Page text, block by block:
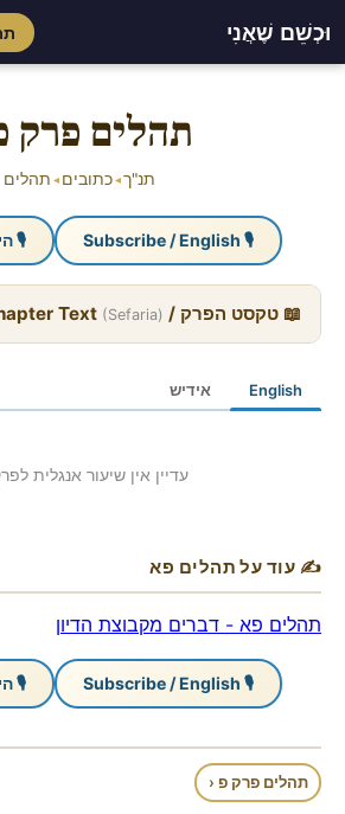
וּכְשֵׁם שֶׁאֲנִי
תהלים פרק
תנ"ך◂כתובים ◂ תהלים
🎙 Subscribe / English
🎙
📖 טקסט הפרק / Chapter Text (Sefaria)
English אידיש
עדיין אין שיעור אנגלית
✍ עוד על תהלים פא
תהלים פא - דברים מקבוצת הדיון
🎙 Subscribe / English
🎙
תהלים פרק פ ‹